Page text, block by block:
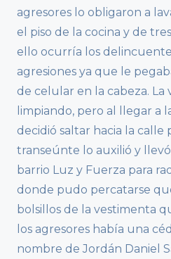
agresores lo obligaron a
el piso de la cocina y de
ello ocurría los
agresiones ya que le
de celular en la cabeza.
limpiando, pero al llegar a
decidió saltar hacia la calle
transeúnte lo auxilió y llevó
barrio Luz y Fuerza para
donde pudo percatarse
bolsillos de la vestimenta
los agresores había una
nombre de Jordán Daniel